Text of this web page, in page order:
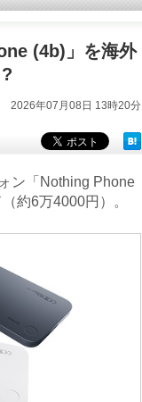
(4b)」を海外
2026年07月08日 13時20分
ン「Nothing Phone
約6万4000円）。